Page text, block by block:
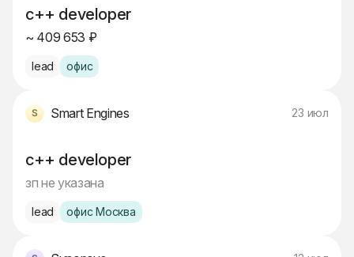
c++ developer
~ 409 653 ₽
lead офис
Smart Engines 23 июл
c++ developer
зп не указана
lead офис Москва